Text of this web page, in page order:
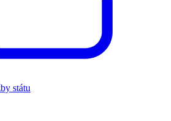
státu